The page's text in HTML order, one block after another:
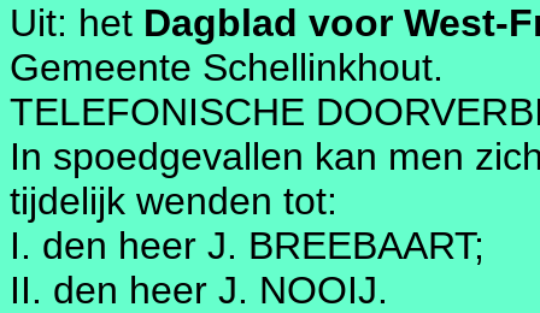
Uit: het Dagblad voor West-
Gemeente Schellinkhout.
TELEFONISCHE
In spoedgevallen kan men
tijdelijk wenden tot:
I. den heer J. BREEBAART;
II. den heer J. NOOIJ.